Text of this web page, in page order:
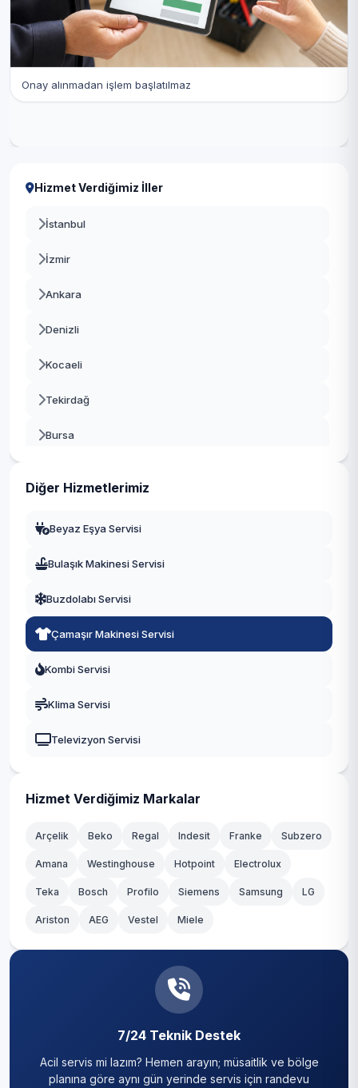
Onay alınmadan işlem başlatılmaz
Hizmet Verdiğimiz İller
İstanbul
İzmir
Ankara
Denizli
Kocaeli
Tekirdağ
Bursa
Diğer Hizmetlerimiz
Beyaz Eşya Servisi
Bulaşık Makinesi Servisi
Buzdolabı Servisi
Çamaşır Makinesi Servisi
Kombi Servisi
Klima Servisi
Televizyon Servisi
Hizmet Verdiğimiz Markalar
Arçelik Beko Regal Indesit Franke Subzero
Amana Westinghouse Hotpoint Electrolux
Teka Bosch Profilo Siemens Samsung LG
Ariston AEG Vestel Miele
7/24 Teknik Destek
Acil servis mi lazım? Hemen arayın; müsaitlik ve bölge
planına göre aynı gün yerinde servis için randevu